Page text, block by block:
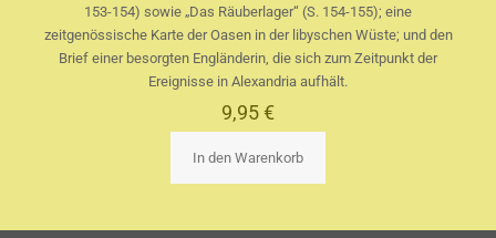
153-154) sowie „Das Räuberlager“ (S. 154-155); eine
zeitgenössische Karte der Oasen in der libyschen Wüste; und den
Brief einer besorgten Engländerin, die sich zum Zeitpunkt der
Ereignisse in Alexandria aufhält.
9,95€
In den Warenkorb